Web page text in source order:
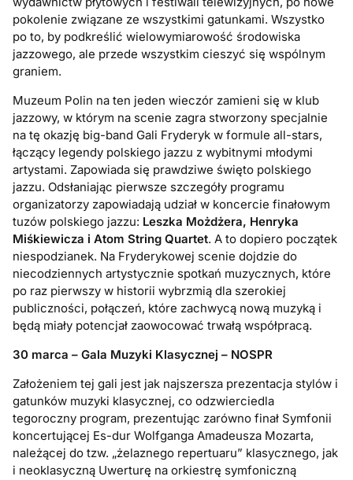
pokolenie związane ze wszystkimi gatunkami. Wszystko
po to, by podkreślić wielowymiarowość środowiska
jazzowego, ale przede wszystkim cieszyć się wspólnym
graniem.
Muzeum Polin na ten jeden wieczór zamieni się w klub
jazzowy, w którym na scenie zagra stworzony specjalnie
na tę okazję big-band Gali Fryderyk w formule all-stars,
łączący legendy polskiego jazzu z wybitnymi młodymi
artystami. Zapowiada się prawdziwe święto polskiego
jazzu. Odsłaniając pierwsze szczegóły programu
organizatorzy zapowiadają udział w koncercie finałowym
tuzów polskiego jazzu: Leszka Możdżera, Henryka
Miśkiewicza i Atom String Quartet. A to dopiero początek
niespodzianek. Na Fryderykowej scenie dojdzie do
niecodziennych artystycznie spotkań muzycznych, które
po raz pierwszy w historii wybrzmią dla szerokiej
publiczności, połączeń, które zachwycą nową muzyką i
będą miały potencjał zaowocować trwałą współpracą.
30 marca – Gala Muzyki Klasycznej – NOSPR
Założeniem tej gali jest jak najszersza prezentacja stylów i
gatunków muzyki klasycznej, co odzwierciedla
tegoroczny program, prezentując zarówno finał Symfonii
koncertującej Es-dur Wolfganga Amadeusza Mozarta,
należącej do tzw. „żelaznego repertuaru” klasycznego, jak
i neoklasyczną Uwerturę na orkiestrę symfoniczną